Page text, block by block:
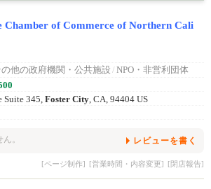
Chamber of Commerce of Northern Cali
の他の政府機関・公共施設 / NPO・非営利団体
Suite 345, Foster City , CA, 94404 US
。 レビューを書く
[ページ制作] [営業時間・内容変更] [閉店報告]